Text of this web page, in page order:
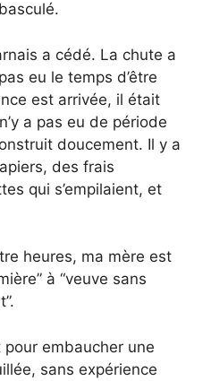
a cédé. La chute a
eu le temps d’être
est arrivée, il était
a pas eu de période
doucement. Il y a
des frais
qui s’empilaient, et
heures, ma mère est
à “veuve sans
embaucher une
sans expérience